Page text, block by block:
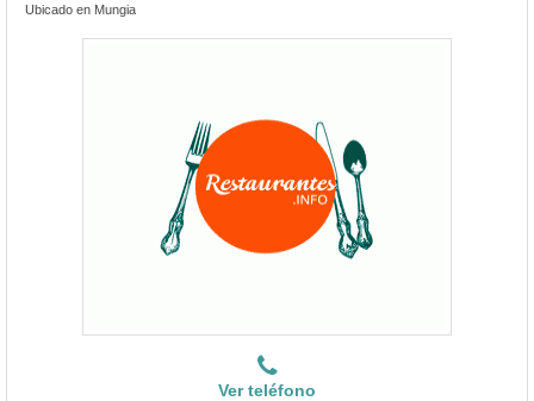
Ubicado en Mungia
Ver teléfono